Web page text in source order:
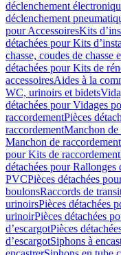
déclenchement
déclenchement
pour AccessoiresKits
détachées pour Kits
chasse, coudes de chasse
détachées pour Kits de
accessoiresAides à la
WC, urinoirs et bidets
détachées pour Vidages
raccordementPièces
raccordementManchon de
Manchon de raccordement
pour Kits de raccordement
détachées pour Rallonges
PVCPièces détachées
boulonsRaccords de
urinoirsPièces détachées
urinoirPièces détachées
d’escargotPièces
d’escargotSiphons à